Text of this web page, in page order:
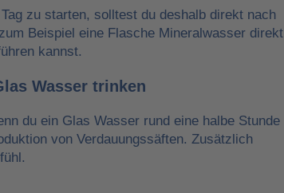
zu starten, solltest du deshalb direkt nach
Beispiel eine Flasche Mineralwasser direkt
kannst.
Wasser trinken
du ein Glas Wasser rund eine halbe Stunde
von Verdauungssäften. Zusätzlich